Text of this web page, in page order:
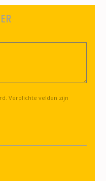
Verplichte velden zijn